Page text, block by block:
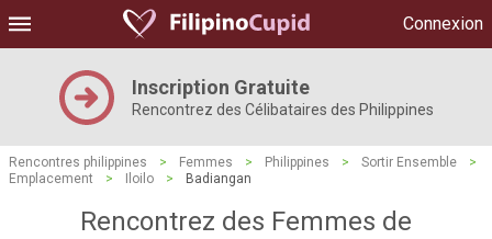
Connexion
Inscription Gratuite
Rencontrez des Célibataires des Philippines
Rencontres philippines > Femmes > Philippines > Sortir Ensemble
>
Emplacement
> Iloilo > Badiangan
Rencontrez des Femmes de